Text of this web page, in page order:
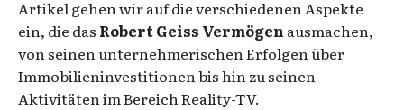
Artikel gehen wir auf die verschiedenen Aspekte
ein, die das Robert Geiss Vermögen ausmachen,
von seinen unternehmerischen Erfolgen über
Immobilieninvestitionen bis hin zu seinen
Aktivitäten im Bereich Reality-TV.